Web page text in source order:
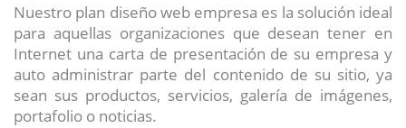
Nuestro plan diseño web empresa es la solución ideal
para aquellas organizaciones que desean tener en
Internet una carta de presentación de su empresa y
auto administrar parte del contenido de su sitio, ya
sean sus productos, servicios, galería de imágenes,
portafolio o noticias.